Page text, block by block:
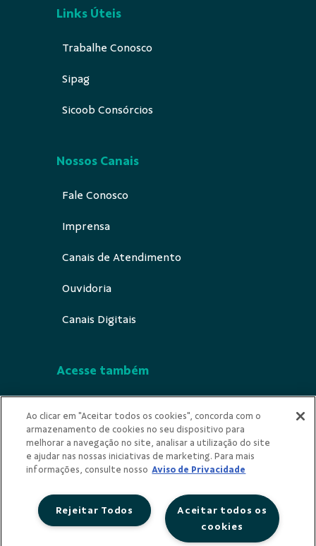
Links Úteis
Trabalhe Conosco
Sipag
Sicoob Consórcios
Nossos Canais
Fale Conosco
Imprensa
Canais de Atendimento
Ouvidoria
Canais Digitais
Acesse também
Indícios de Ilicitude
Privacidade
Ao clicar em "Aceitar todos os cookies", concorda com o
armazenamento de cookies no seu dispositivo para
melhorar a navegação no site, analisar a utilização do site
e ajudar nas nossas iniciativas de marketing. Para mais
informações, consulte nosso Aviso de Privacidade
Aceitar todos os
cookies
Rejeitar Todos